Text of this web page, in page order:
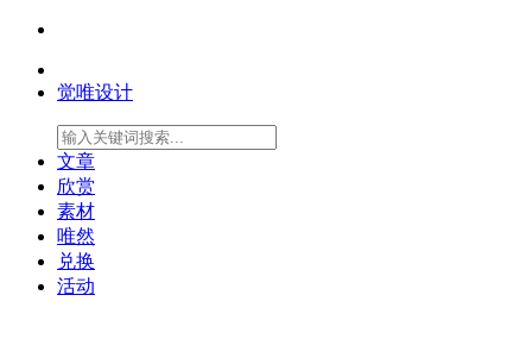
觉唯设计
文章
欣赏
素材
唯然
兑换
活动